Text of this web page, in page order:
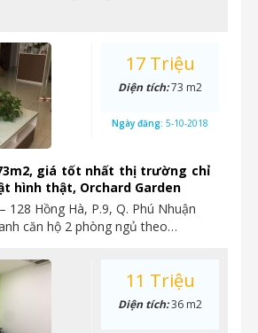
giá tốt nhất thị trường chỉ
hình thật, Orchard Garden
128 Hồng Hà, P.9, Q. Phú Nhuận
căn hộ 2 phòng ngủ theo…
17 Triệu
Diện tích:73 m2
Ngày đăng: 5-10-2018
11 Triệu
Diện tích:36 m2